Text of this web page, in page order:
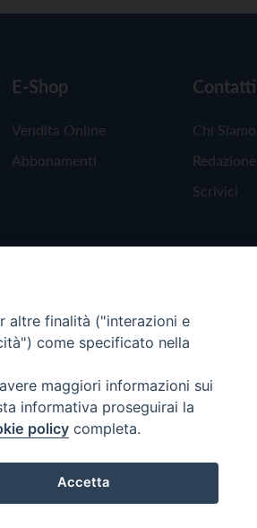
E-Shop
Vendita Online
Abbonamenti
Contatti
Chi Siamo
Redazione
Scrivici
altre finalità ("interazioni e
come specificato nella
maggiori informazioni sui
informativa proseguirai la
policy completa.
Accetta